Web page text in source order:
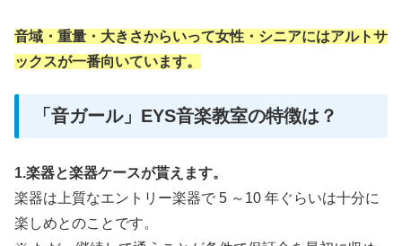
音域・重量・大きさからいって女性・シニアにはアルトサ
ックスが一番向いています。
「音ガール」EYS音楽教室の特徴は？
1.楽器と楽器ケースが貰えます。
楽器は上質なエントリー楽器で 5 ～10 年ぐらいは十分に
楽しめとのことです。